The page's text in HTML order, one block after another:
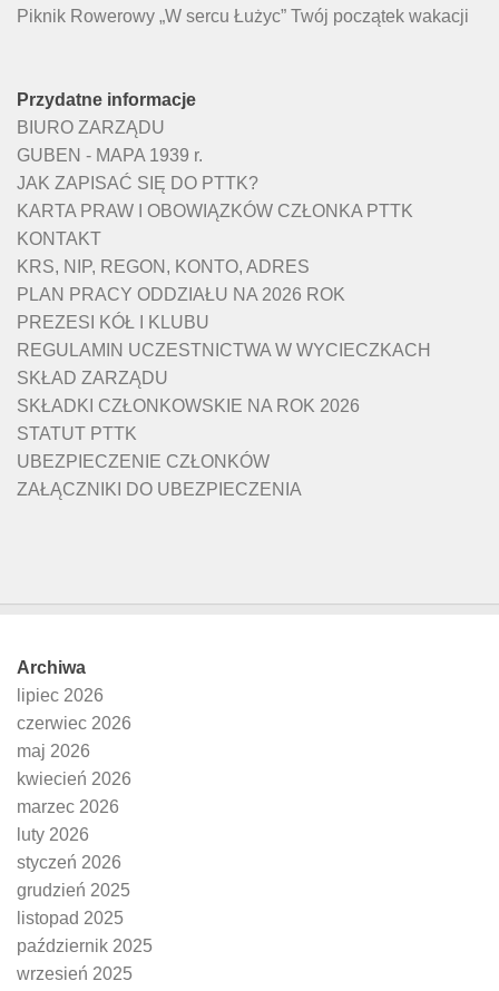
Piknik Rowerowy „W sercu Łużyc” Twój początek wakacji
Przydatne informacje
BIURO ZARZĄDU
GUBEN - MAPA 1939 r.
JAK ZAPISAĆ SIĘ DO PTTK?
KARTA PRAW I OBOWIĄZKÓW CZŁONKA PTTK
KONTAKT
KRS, NIP, REGON, KONTO, ADRES
PLAN PRACY ODDZIAŁU NA 2026 ROK
PREZESI KÓŁ I KLUBU
REGULAMIN UCZESTNICTWA W WYCIECZKACH
SKŁAD ZARZĄDU
SKŁADKI CZŁONKOWSKIE NA ROK 2026
STATUT PTTK
UBEZPIECZENIE CZŁONKÓW
ZAŁĄCZNIKI DO UBEZPIECZENIA
Archiwa
lipiec 2026
czerwiec 2026
maj 2026
kwiecień 2026
marzec 2026
luty 2026
styczeń 2026
grudzień 2025
listopad 2025
październik 2025
wrzesień 2025